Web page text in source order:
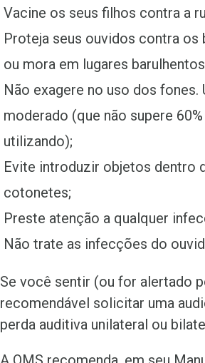
Vacine os seus filhos contra a
Proteja seus ouvidos contra
ou mora em lugares
Não exagere no uso dos
moderado (que não supere
utilizando);
Evite introduzir objetos dentro
cotonetes;
Preste atenção a qualquer
Não trate as infecções do
Se você sentir (ou for alertado
recomendável solicitar uma
perda auditiva unilateral ou